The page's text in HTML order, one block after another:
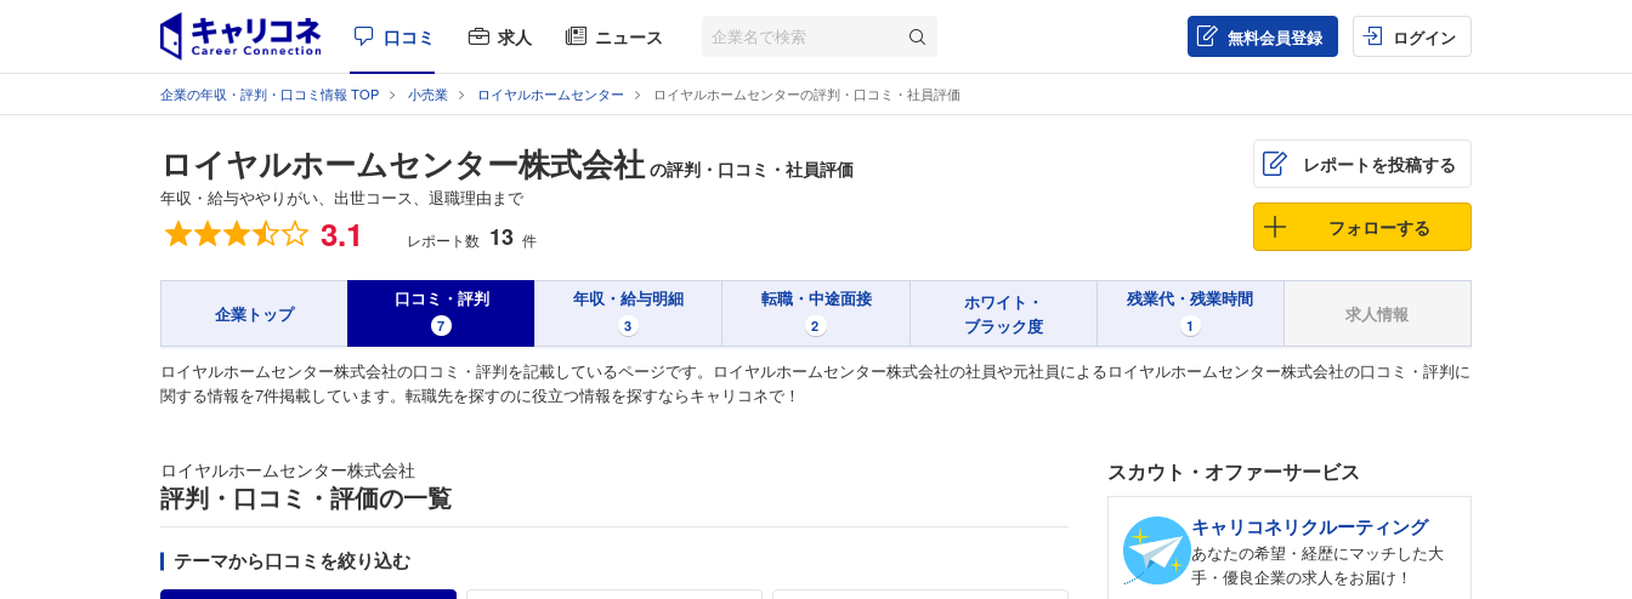
口コミ 求人 ニュース 無料会員登録 ログイン
企業の年収・評判・口コミ情報 TOP 小売業 ロイヤルホームセンター ロイヤルホームセンターの評判・口コミ・社員評価
ロイヤルホームセンター株式会社 の評判・口コミ・社員評価
年収・給与ややりがい、出世コース、退職理由まで
総合評価 3.1 レポート数 13 件
レポートを投稿する
フォローする
企業トップ
口コミ・評判
7
年収・給与明細
3
転職・中途面接
2
ホワイト・
ブラック度
残業代・残業時間
1
求人情報
ロイヤルホームセンター株式会社の口コミ・評判を記載しているページです。ロイヤルホームセンター株式会社の社員や元社員によるロイヤルホームセンター株式会社の口コミ・評判に
関する情報を7件掲載しています。転職先を探すのに役立つ情報を探すならキャリコネで！
ロイヤルホームセンター株式会社
評判・口コミ・評価の一覧
テーマから口コミを絞り込む
スカウト・オファーサービス
キャリコネリクルーティング
あなたの希望・経歴にマッチした大
手・優良企業の求人をお届け！